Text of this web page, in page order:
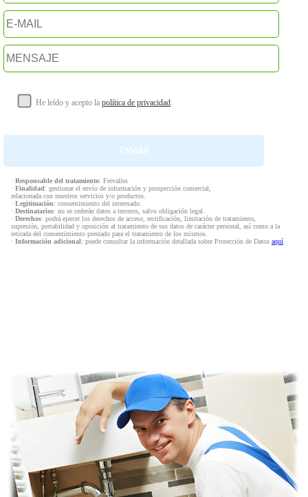
He leído y acepto la política de privacidad.
· Responsable del tratamiento: Fervalles
· Finalidad: gestionar el envío de información y prospección comercial,
relacionada con nuestros servicios y/o productos.
· Legitimación: consentimiento del interesado.
· Destinatarios: no se cederán datos a terceros, salvo obligación legal.
· Derechos: podrá ejercer los derechos de acceso, rectificación, limitación de tratamiento,
supresión, portabilidad y oposición al tratamiento de sus datos de carácter personal, así como a la
retirada del consentimiento prestado para el tratamiento de los mismos.
· Información adicional: puede consultar la información detallada sobre Protección de Datos aquí.